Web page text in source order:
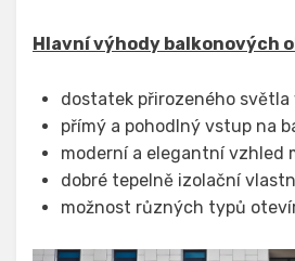
Hlavní výhody balkonových
dostatek přirozeného světla
přímý a pohodlný vstup na
moderní a elegantní vzhled
dobré tepelně izolační
možnost různých typů